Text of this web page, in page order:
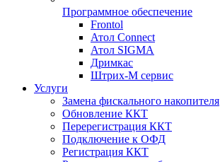
Программное обеспечение
Frontol
Атол Connect
Атол SIGMA
Дримкас
Штрих-М сервис
Услуги
Замена фискального накопителя
Обновление ККТ
Перерегистрация ККТ
Подключение к ОФД
Регистрация ККТ